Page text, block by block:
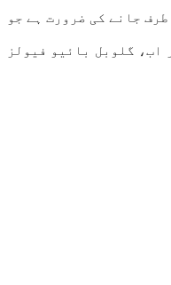
جانے کی ضرورت ہے جو
کیا جائے گااور اب، گلوبل بائیو فیولز